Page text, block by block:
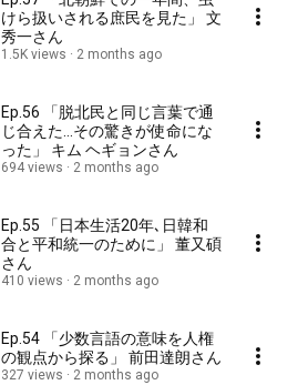
けら扱いされる庶民を見た」 文
秀一さん
1.5K views 2 months ago
Ep.56 「脱北民と同じ言葉で通
じ合えた...その驚きが使命にな
った」 キム ヘギョンさん
694 views 2 months ago
Ep.55 「日本生活20年､日韓和
合と平和統一のために」 董又碩
さん
410 views 2 months ago
Ep.54 「少数言語の意味を人権
の観点から探る」 前田達朗さん
327 views 2 months ago